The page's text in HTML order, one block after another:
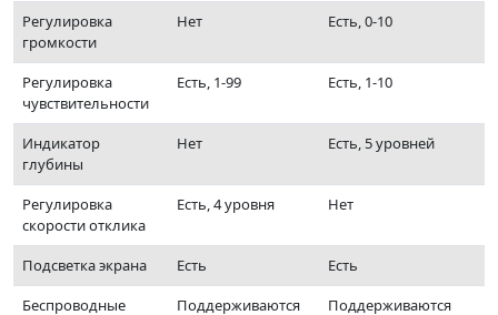
Регулировка
громкости
Нет Есть, 0-10
Регулировка
чувствительности
Есть, 1-99 Есть, 1-10
Индикатор
глубины
Нет Есть, 5 уровней
Регулировка
скорости отклика
Есть, 4 уровня Нет
Подсветка экрана Есть
Есть
Беспроводные
Поддерживаются Поддерживаются